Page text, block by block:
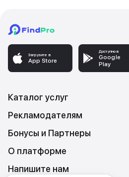
Загрузите в
App Store
Доступно в
Google
Play
Каталог услуг
Рекламодателям
Бонусы и Партнеры
О платформе
Напишите нам